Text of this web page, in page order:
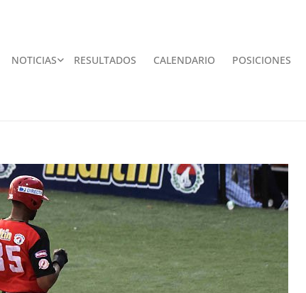
NOTICIAS RESULTADOS CALENDARIO POSICIONES